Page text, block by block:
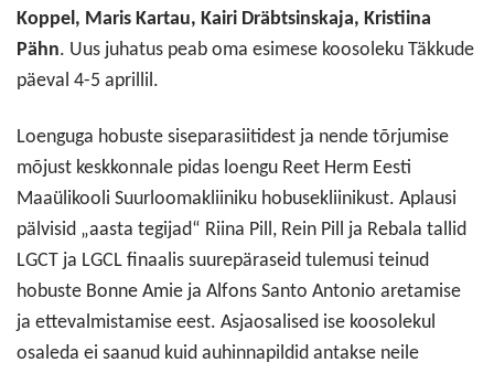
Koppel, Maris Kartau, Kairi Dräbtsinskaja, Kristiina
Pähn. Uus juhatus peab oma esimese koosoleku Täkkude
päeval 4-5 aprillil.
Loenguga hobuste siseparasiitidest ja nende tõrjumise
mõjust keskkonnale pidas loengu Reet Herm Eesti
Maaülikooli Suurloomakliiniku hobusekliinikust. Aplausi
pälvisid „aasta tegijad“ Riina Pill, Rein Pill ja Rebala tallid
LGCT ja LGCL finaalis suurepäraseid tulemusi teinud
hobuste Bonne Amie ja Alfons Santo Antonio aretamise
ja ettevalmistamise eest. Asjaosalised ise koosolekul
osaleda ei saanud kuid auhinnapildid antakse neile